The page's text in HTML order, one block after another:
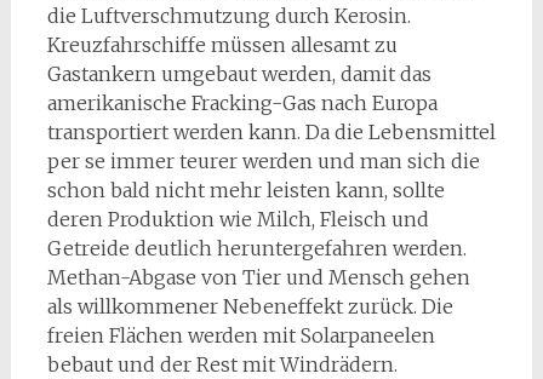
die Luftverschmutzung durch Kerosin.
Kreuzfahrschiffe müssen allesamt zu
Gastankern umgebaut werden, damit das
amerikanische Fracking-Gas nach Europa
transportiert werden kann. Da die Lebensmittel
per se immer teurer werden und man sich die
schon bald nicht mehr leisten kann, sollte
deren Produktion wie Milch, Fleisch und
Getreide deutlich heruntergefahren werden.
Methan-Abgase von Tier und Mensch gehen
als willkommener Nebeneffekt zurück. Die
freien Flächen werden mit Solarpaneelen
bebaut und der Rest mit Windrädern.